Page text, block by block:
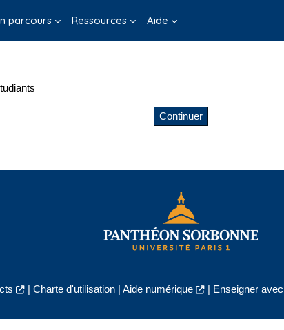
parcours Ressources Aide
Continuer
| Charte d'utilisation| Aide numérique | Enseigner